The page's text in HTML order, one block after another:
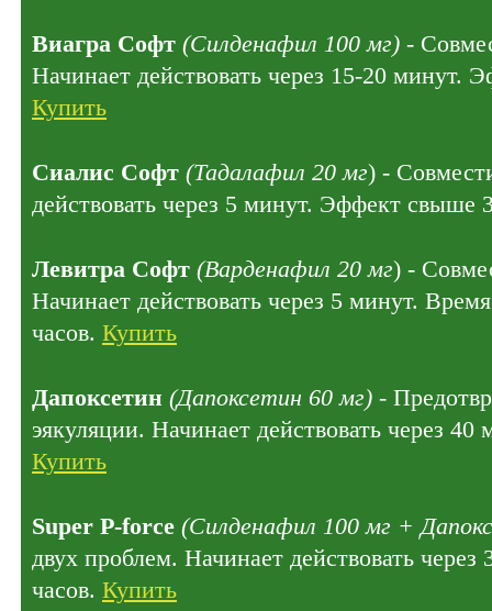
Виагра Софт (Силденафил 100 мг) -
Начинает действовать через 15-20 минут.
Купить
Сиалис Софт (Тадалафил 20 мг) -
действовать через 5 минут. Эффект свыше
Левитра Софт (Варденафил 20 мг) -
Начинает действовать через 5 минут.
часов. Купить
Дапоксетин (Дапоксетин 60 мг) -
эякуляции. Начинает действовать через
Купить
Super P-force (Силденафил 100 мг +
двух проблем. Начинает действовать
часов. Купить